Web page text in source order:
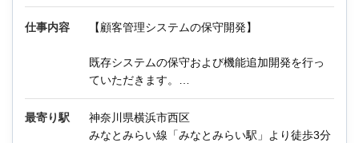
仕事内容 【顧客管理システムの保守開発】
既存システムの保守および機能追加開発を行っ
ていただきます。
担当範囲：要件定義、設計、開発、テスト・検
証、リリースまで
最寄り駅
神奈川県横浜市西区
みなとみらい線「みなとみらい駅」より徒歩3分